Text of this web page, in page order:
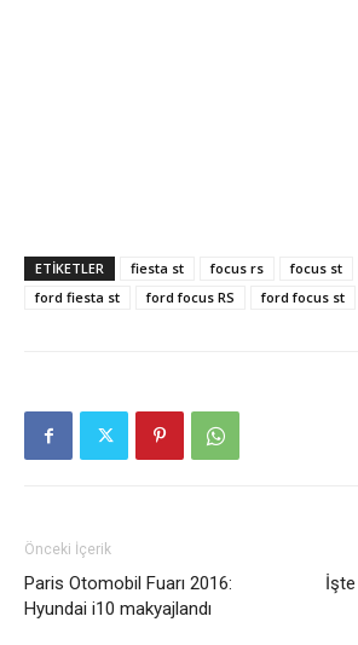
ETIKETLER fiesta st focus rs focus st
ford fiesta st
ford focus RS ford focus st
Önceki İçerik
Paris Otomobil Fuarı 2016:
Hyundai i10 makyajlandı